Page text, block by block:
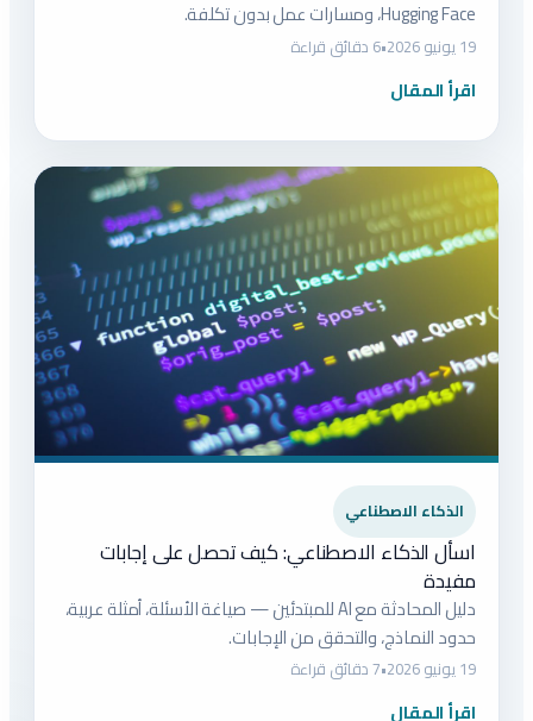
Hugging Face، ومسارات عمل بدون تكلفة.
19 يونيو 2026 •6 دقائق قراءة
اقرأ المقال
الذكاء الاصطناعي
اسأل الذكاء الاصطناعي: كيف تحصل على إجابات
مفيدة
دليل المحادثة مع AI للمبتدئين — صياغة الأسئلة، أمثلة عربية،
حدود النماذج، والتحقق من الإجابات.
19 يونيو 2026 •7 دقائق قراءة
اقرأ المقال